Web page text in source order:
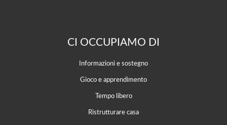
CI OCCUPIAMO DI
Informazioni e sostegno
Gioco e apprendimento
Tempo libero
Ristrutturare casa